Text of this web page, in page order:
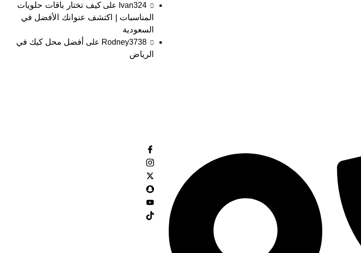
Ivan324 علىكيف تختار باقات حلويات
المناسبات | اكتشف عنوانك الأفضل في
السعودية
Rodney3738 على
أفضل محل كيك في
الرياض